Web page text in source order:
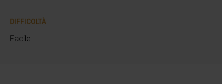
DIFFICOLTÀ
Facile